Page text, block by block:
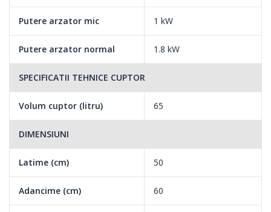
Putere arzator mic 1 kW
Putere arzator normal 1.8 kW
SPECIFICATII TEHNICE CUPTOR
Volum cuptor (litru) 65
DIMENSIUNI
Latime (cm) 50
Adancime (cm) 60